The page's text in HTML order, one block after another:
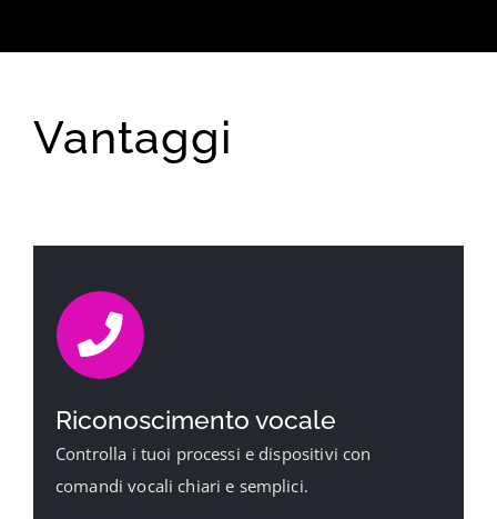
Vantaggi
Riconoscimento vocale
Controlla i tuoi processi e dispositivi con
comandi vocali chiari e semplici.